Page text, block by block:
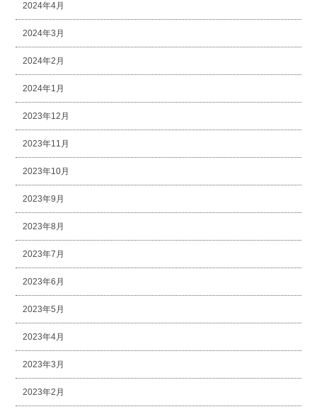
2024年4月
2024年3月
2024年2月
2024年1月
2023年12月
2023年11月
2023年10月
2023年9月
2023年8月
2023年7月
2023年6月
2023年5月
2023年4月
2023年3月
2023年2月